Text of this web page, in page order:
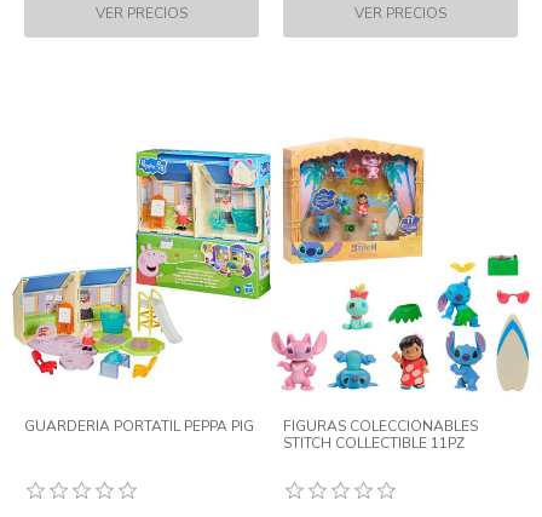
GUARDERIA PORTATIL PEPPA PIG
FIGURAS COLECCIONABLES
STITCH COLLECTIBLE 11PZ